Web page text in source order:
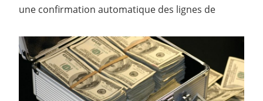
une confirmation automatique des lignes de